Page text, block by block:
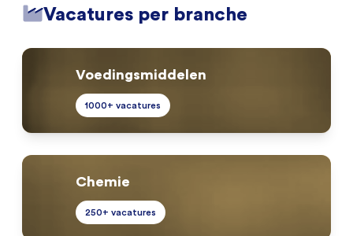
Vacatures per branche
Voedingsmiddelen
1000+ vacatures
Chemie
250+ vacatures